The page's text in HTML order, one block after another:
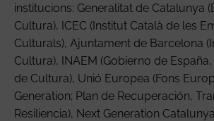
institucions: Generalitat de Catalunya
Cultura), ICEC (Institut Català de les
Culturals), Ajuntament de Barcelona
Cultura), INAEM (Gobierno de
de Cultura), Unió Europea (Fons
Generation; Plan de Recuperación,
Resiliencia), Next Generation